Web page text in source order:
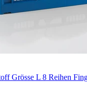
Grösse L 8 Reihen